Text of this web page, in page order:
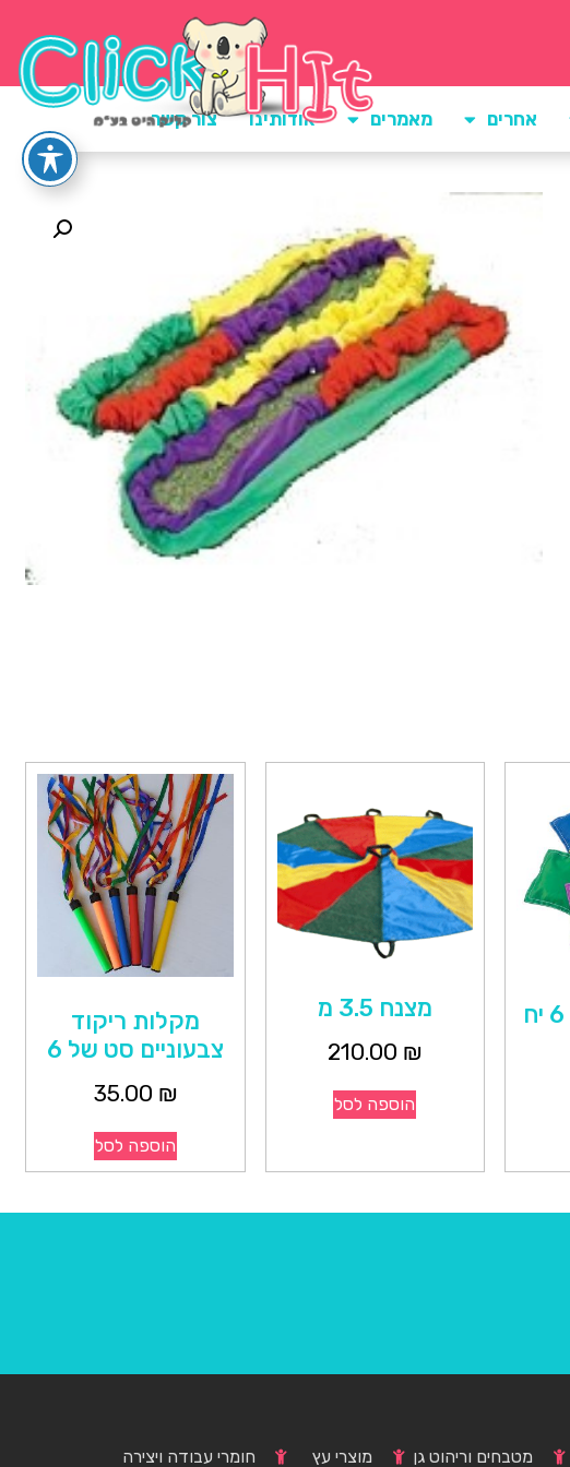
אחרים מאמרים אודותינו צור קשר
מצנח 3.5 מ
210.00 ₪
הוספה לסל
מקלות ריקוד
צבעוניים סט של 6
35.00 ₪
הוספה לסל
מטבחים וריהוט גן מוצרי עץ חומרי עבודה ויצירה